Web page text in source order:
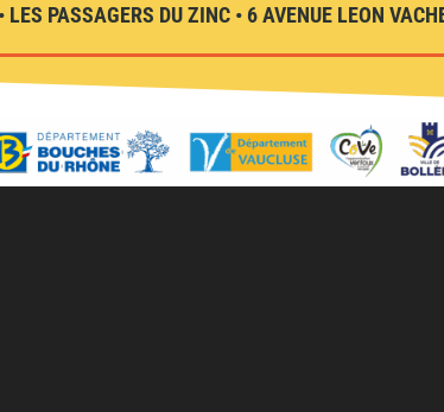
PASSAGERS DU ZINC • 6 AVENUE LEON